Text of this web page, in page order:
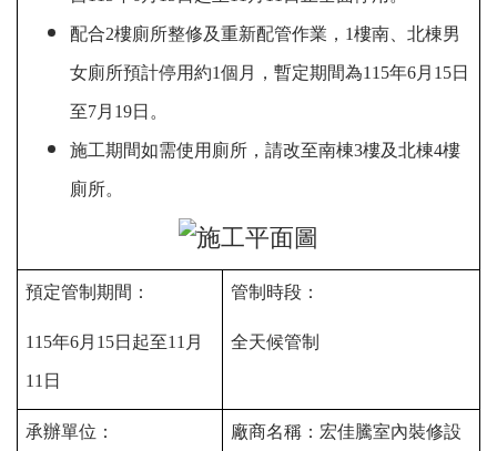
配合2樓廁所整修及重新配管作業，1樓南、北棟男
女廁所預計停用約1個月，暫定期間為115年6月15日
至7月19日。
施工期間如需使用廁所，請改至南棟3樓及北棟4樓
廁所。
預定管制期間：
115年6月15日起至11月
11日
管制時段：
全天候管制
承辦單位： 廠商名稱：宏佳騰室內裝修設